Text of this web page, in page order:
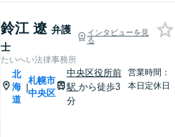
鈴江 遼 弁護
士
インタビューを見
る
たいへい法律事務所
北
海
道
|
札幌市
中央区
中央区役所前
駅 から徒歩3
分
営業時間：
本日定休日